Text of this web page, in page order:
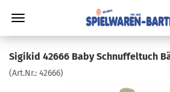
Sigikid 42666 Baby Schnuffeltuch
(Art.Nr.: 42666)